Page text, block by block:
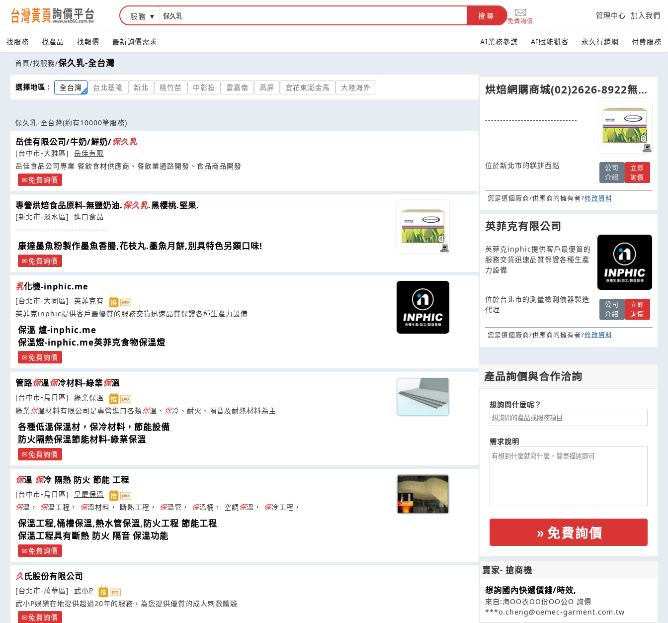
服務 搜尋
免費詢價
管理中心 加入我們
找服務 找產品 找報價 最新詢價需求 AI業務參謀 AI賦能獵客 永久行銷網 付費服務
首頁/找服務/保久乳-全台灣
選擇地區 : 全台灣 台北基隆 新北 桃竹苗 中彰投 雲嘉南 高屏 宜花東澎金馬 大陸海外
保久乳-全台灣(約有10000筆服務)
岳佳有限公司/牛奶/鮮奶/保久乳
[台中市-大雅區]
岳佳有限
岳佳食品公司專業 餐飲食材供應商、餐飲業通路開發、食品商品開發
免費詢價
專營烘焙食品原料-無鹽奶油.保久乳.黑櫻桃.堅果.
[新北市-淡水區]
進口食品
-------------------------------
康達墨魚粉製作墨魚香腸,花枝丸.墨魚月餅,別具特色另類口味!
免費詢價
乳化機-inphic.me
[台北市-大同區]
英菲克有
英菲克inphic提供客戶最優質的服務交貨迅速品質保證各種生產力設備
保溫 爐-inphic.me
保溫燈-inphic.me英菲克食物保溫燈
免費詢價
管路保溫保冷材料-綠業保溫
[台中市-烏日區]
綠業保溫
綠業保溫材料有限公司是專營進口各類保溫、 保冷、耐火、隔音及耐熱材料為主
各種低溫保溫材，保冷材料，節能設備
防火隔熱保溫節能材料-綠業保溫
免費詢價
保溫 保冷 隔熱 防火 節能 工程
[台中市-烏日區]
皇慶保溫
保溫， 保溫工程， 保溫材料， 斷熱工程， 保溫管， 保溫桶， 空調 保溫， 保冷工程，
保溫工程,桶槽保溫,熱水管保溫,防火工程 節能工程
保溫工程具有斷熱 防火 隔音 保溫功能
免費詢價
久氏股份有限公司
[台北市-萬華區]
武小P
武小P娛樂在地提供超過20年的服務，為您提供優質的成人刺激體驗
免費詢價
烘焙網購商城(02)2626-8922無鹽
蔓越莓.黑櫻桃
-------------------------------
位於新北市的糕餅西點
公司
介紹
立即
詢價
您是這個廠商/供應商的擁有者?修改資料
英菲克有限公司
英菲克inphic提供客戶最優質的
服務交貨迅速品質保證各種生產
力設備
位於台北市的測量檢測儀器製造
代理
公司
介紹
立即
詢價
您是這個廠商/供應商的擁有者?修改資料
產品詢價與合作洽詢
想詢問什麼呢？
需求說明
免費詢價
賣家- 搶商機
想詢國內快遞價錢/時效,
來自:海OO衣OO份OO公O 詢價
***o.cheng@oemec-garment.com.tw